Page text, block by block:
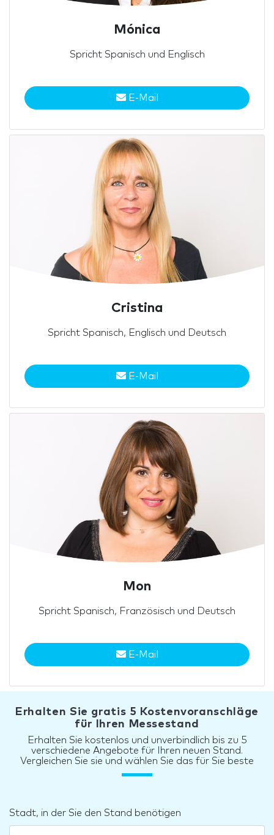
Mónica
Spricht Spanisch und Englisch
E-Mail
Cristina
Spricht Spanisch, Englisch und Deutsch
E-Mail
Mon
Spricht Spanisch, Französisch und Deutsch
E-Mail
Erhalten Sie gratis 5 Kostenvoranschläge
für Ihren Messestand
Erhalten Sie kostenlos und unverbindlich bis zu 5
verschiedene Angebote für Ihren neuen Stand.
Vergleichen Sie sie und wählen Sie das für Sie beste
Stadt, in der Sie den Stand benötigen